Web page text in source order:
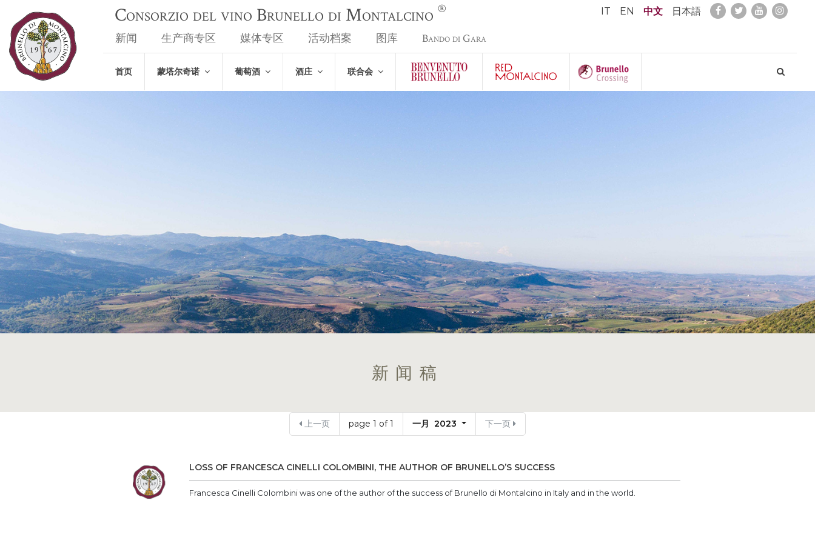
Consorzio del vino Brunello di Montalcino ® IT EN 中文 日本語
新闻 生产商专区 媒体专区 活动档案 图库 Bando di Gara
首页 蒙塔尔奇诺 葡萄酒 酒庄 联合会
新闻稿
上一页 page 1 of 1 一月 2023 下一页
LOSS OF FRANCESCA CINELLI COLOMBINI, THE AUTHOR OF BRUNELLO’S SUCCESS
Francesca Cinelli Colombini was one of the author of the success of Brunello di Montalcino in Italy and in the world.